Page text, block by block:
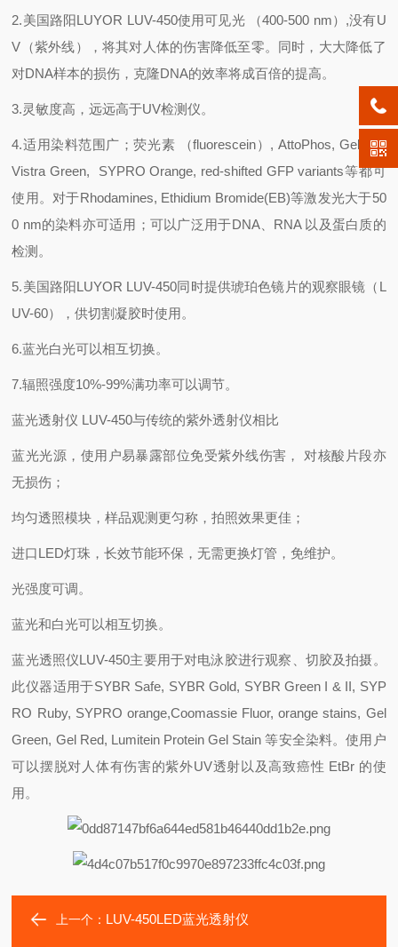
2.美国路阳LUYOR LUV-450使用可见光 （400-500 nm）,没有U
V（紫外线），将其对人体的伤害降低至零。同时，大大降低了
对DNA样本的损伤，克隆DNA的效率将成百倍的提高。
3.灵敏度高，远远高于UV检测仪。
4.适用染料范围广；荧光素 （fluorescein）, AttoPhos, GelStar,
Vistra Green, SYPRO Orange, red-shifted GFP variants等都可
使用。对于Rhodamines, Ethidium Bromide(EB)等激发光大于50
0 nm的染料亦可适用；可以广泛用于DNA、RNA 以及蛋白质的
检测。
5.美国路阳LUYOR LUV-450同时提供琥珀色镜片的观察眼镜（L
UV-60），供切割凝胶时使用。
6.蓝光白光可以相互切换。
7.辐照强度10%-99%满功率可以调节。
蓝光透射仪 LUV-450与传统的紫外透射仪相比
蓝光光源，使用户易暴露部位免受紫外线伤害， 对核酸片段亦
无损伤；
均匀透照模块，样品观测更匀称，拍照效果更佳；
进口LED灯珠，长效节能环保，无需更换灯管，免维护。
光强度可调。
蓝光和白光可以相互切换。
蓝光透照仪LUV-450主要用于对电泳胶进行观察、切胶及拍摄。
此仪器适用于SYBR Safe, SYBR Gold, SYBR Green I & II, SYP
RO Ruby, SYPRO orange,Coomassie Fluor, orange stains, Gel
Green, Gel Red, Lumitein Protein Gel Stain 等安全染料。使用户
可以摆脱对人体有伤害的紫外UV透射以及高致癌性 EtBr 的使
用。
上一个： LUV-450LED蓝光透射仪